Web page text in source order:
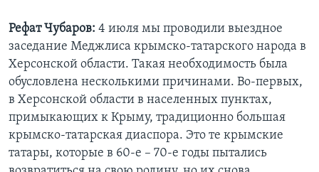
Рефат Чубаров: 4 июля мы проводили выездное
заседание Меджлиса крымско-татарского народа в
Херсонской области. Такая необходимость была
обусловлена несколькими причинами. Во-первых,
в Херсонской области в населенных пунктах,
примыкающих к Крыму, традиционно большая
крымско-татарская диаспора. Это те крымские
татары, которые в 60-е – 70-е годы пытались